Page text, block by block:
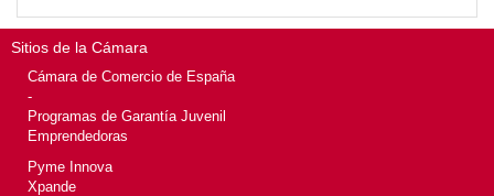
Sitios de la Cámara
Cámara de Comercio de España
-
Programas de Garantía Juvenil
Emprendedoras
Pyme Innova
Xpande